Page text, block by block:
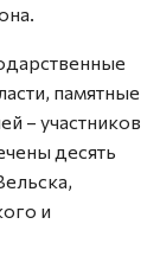
памятные
– участников
десять
и